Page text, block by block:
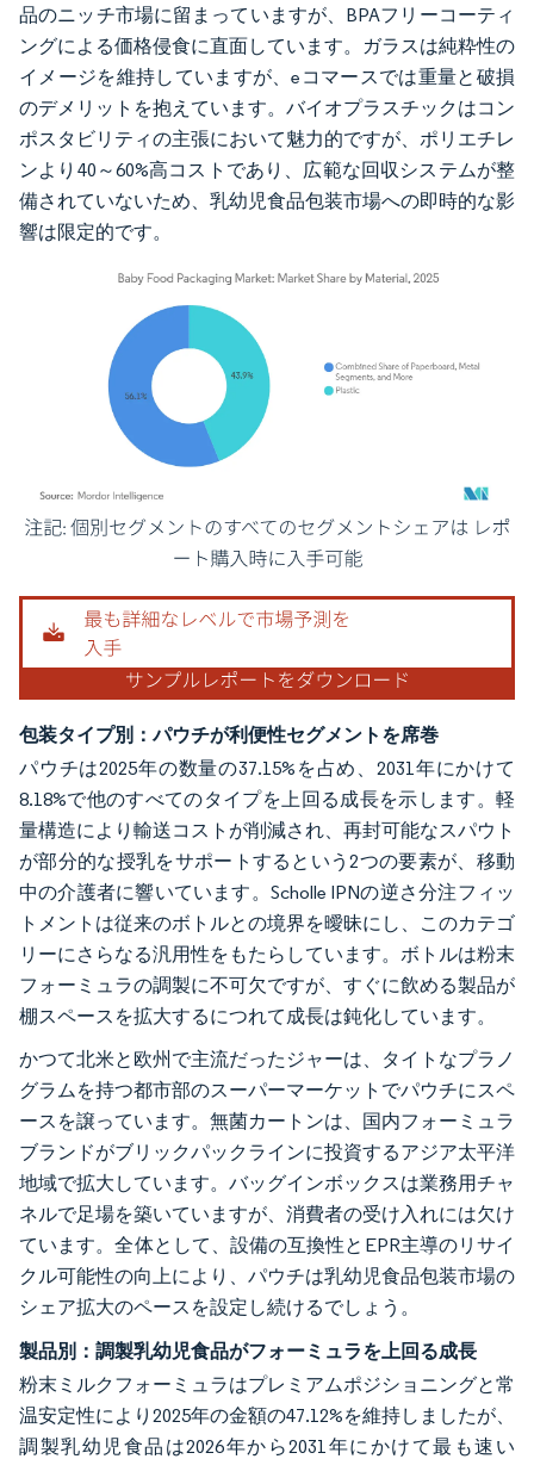
品のニッチ市場に留まっていますが、BPAフリーコーティ
ングによる価格侵食に直面しています。ガラスは純粋性の
イメージを維持していますが、eコマースでは重量と破損
のデメリットを抱えています。バイオプラスチックはコン
ポスタビリティの主張において魅力的ですが、ポリエチレ
ンより40～60%高コストであり、広範な回収システムが整
備されていないため、乳幼児食品包装市場への即時的な影
響は限定的です。
画像 © Mordor Intelligence。再利用にはCC BY 4.0の表示が必要です。
包装タイプ別：パウチが利便性セグメントを席巻
パウチは2025年の数量の37.15%を占め、2031年にかけて
8.18%で他のすべてのタイプを上回る成長を示します。軽
量構造により輸送コストが削減され、再封可能なスパウト
が部分的な授乳をサポートするという2つの要素が、移動
中の介護者に響いています。Scholle IPNの逆さ分注フィッ
トメントは従来のボトルとの境界を曖昧にし、このカテゴ
リーにさらなる汎用性をもたらしています。ボトルは粉末
フォーミュラの調製に不可欠ですが、すぐに飲める製品が
棚スペースを拡大するにつれて成長は鈍化しています。
かつて北米と欧州で主流だったジャーは、タイトなプラノ
グラムを持つ都市部のスーパーマーケットでパウチにスペ
ースを譲っています。無菌カートンは、国内フォーミュラ
ブランドがブリックパックラインに投資するアジア太平洋
地域で拡大しています。バッグインボックスは業務用チャ
ネルで足場を築いていますが、消費者の受け入れには欠け
ています。全体として、設備の互換性とEPR主導のリサイ
クル可能性の向上により、パウチは乳幼児食品包装市場の
シェア拡大のペースを設定し続けるでしょう。
製品別：調製乳幼児食品がフォーミュラを上回る成長
粉末ミルクフォーミュラはプレミアムポジショニングと常
温安定性により2025年の金額の47.12%を維持しましたが、
調製乳幼児食品は2026年から2031年にかけて最も速い